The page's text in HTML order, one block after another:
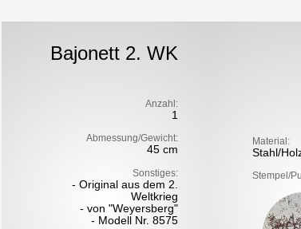
Bajonett 2. WK
Anzahl:
1
Abmessung/Gewicht:
45 cm
Sonstiges:
- Original aus dem 2.
Weltkrieg
- von "Weyersberg"
- Modell Nr. 8575
Material:
Stahl/
Stempel/